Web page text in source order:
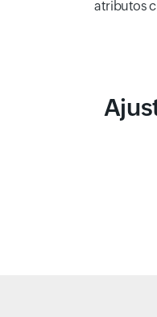
atributos